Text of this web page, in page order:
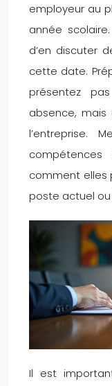
employeur au
année
d’en discuter
cette date.
présentez
absence,
l’entreprise.
comment elles
poste actuel ou
Il est